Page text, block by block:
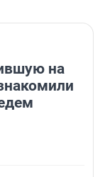
на